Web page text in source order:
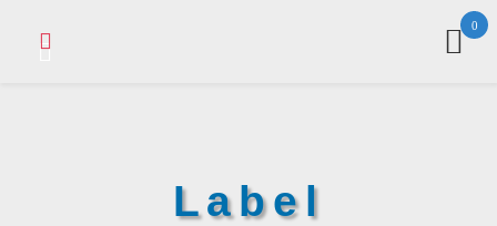
0
Label